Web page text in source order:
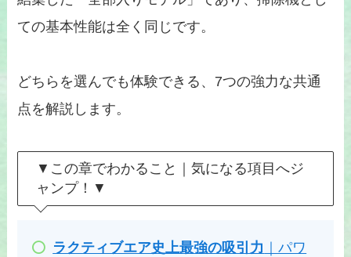
ての基本性能は全く同じです。
どちらを選んでも体験できる、7つの強力な共通
点を解説します。
▼この章でわかること｜気になる項目へジ
ャンプ！▼
ラクティブエア史上最強の吸引力
｜パワ